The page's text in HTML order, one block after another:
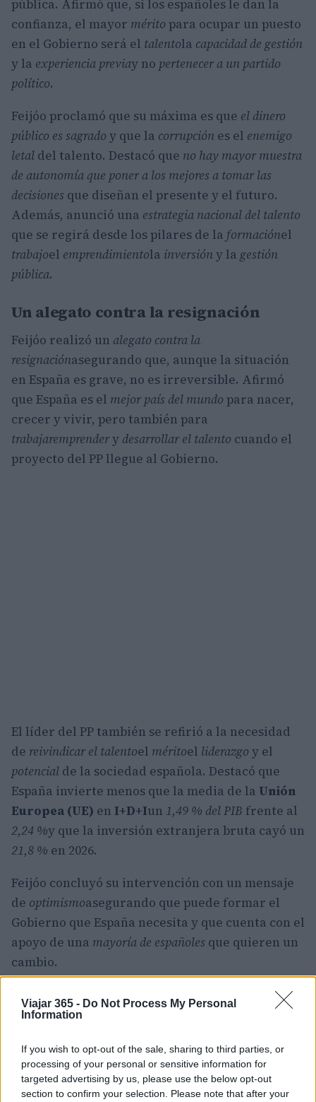
Viajar 365 - Do Not Process My Personal
Information
If you wish to opt-out of the sale, sharing to third parties, or
processing of your personal or sensitive information for
targeted advertising by us, please use the below opt-out
section to confirm your selection. Please note that after your
pública. Afirmó que, si los españoles le dan la
confianza, el mayor mérito para ocupar un puesto
en el Gobierno será el talentola capacidad de gestión
y la experiencia previay no pertenecer a un partido
político.
Feijóo proclamó que su máxima es que el dinero
público es sagrado y que la corrupción es el enemigo
letal del talento. Destacó que no hay mayor muestra
de autonomía que poner a los mejores a tomar las
decisiones que diseñan el presente y el futuro.
Además, anunció una estrategia nacional del talento
que se regirá desde los pilares de la formaciónel
trabajoel emprendimientola inversióny la gestión
pública.
Un alegato contra la resignación
Feijóo realizó un alegato contra la
resignaciónasegurando que, aunque la situación
en España es grave, no es irreversible. Afirmó
que España es el mejor país del mundo para nacer,
crecer y vivir, pero también para
trabajaremprendery desarrollar el talento cuando el
proyecto del PP llegue al Gobierno.
El líder del PP también se refirió a la necesidad
de reivindicar el talentoel méritoel liderazgo y el
potencial de la sociedad española. Destacó que
España invierte menos que la media de la Unión
Europea (UE) en I+D+Iun 1,49 % del PIB frente al
2,24 %y que la inversión extranjera bruta cayó un
21,8 % en 2026.
Feijóo concluyó su intervención con un mensaje
de optimismoasegurando que puede formar el
Gobierno que España necesita y que cuenta con el
apoyo de una mayoría de españoles que quieren un
cambio.
AUTOR
Diego Morales escribe igual de bien sobre la
táctica de un derbi madrileño y una ruta
gastronómica por Asturias. Periodismo